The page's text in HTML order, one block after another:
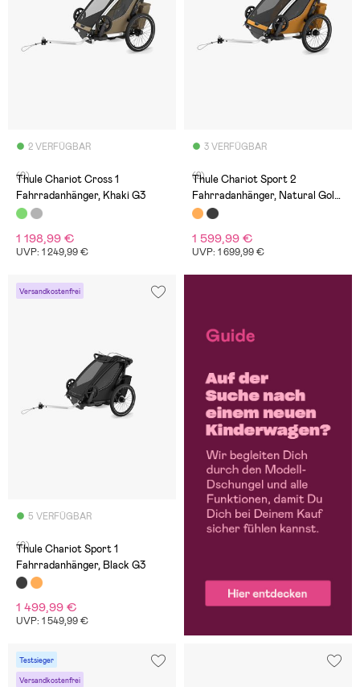
2 VERFÜGBAR
(0)
Thule Chariot Cross 1
Fahrradanhänger, Khaki G3
1 198,99 €
UVP: 1 249,99 €
3 VERFÜGBAR
(2)
Thule Chariot Sport 2
Fahrradanhänger, Natural Gold
G3
1 599,99 €
UVP: 1 699,99 €
Versandkostenfrei
5 VERFÜGBAR
(0)
Thule Chariot Sport 1
Fahrradanhänger, Black G3
1 499,99 €
UVP: 1 549,99 €
Testsieger
Versandkostenfrei